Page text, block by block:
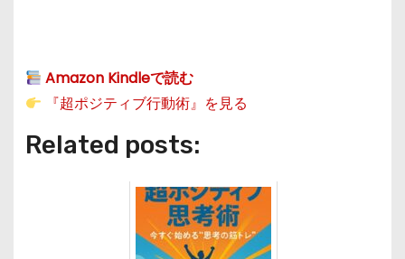
Amazon Kindleで読む
『超ポジティブ行動術』を見る
Related posts: